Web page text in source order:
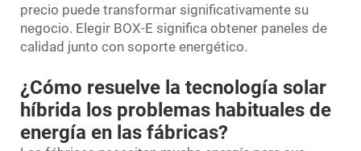
precio puede transformar significativamente su
negocio. Elegir BOX-E significa obtener paneles de
calidad junto con soporte energético.
¿Cómo resuelve la tecnología solar
híbrida los problemas habituales de
energía en las fábricas?